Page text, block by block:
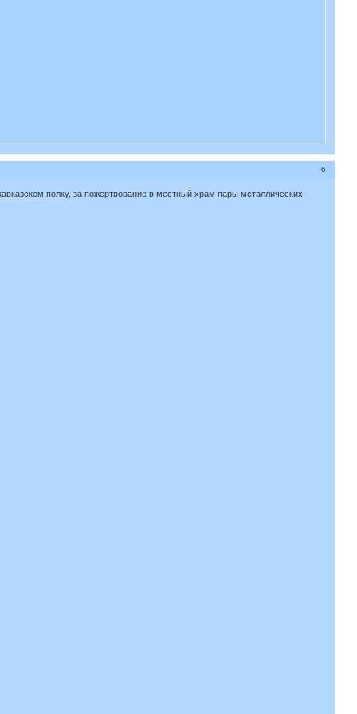
6
полку, за пожертвование в местный храм пары металлических